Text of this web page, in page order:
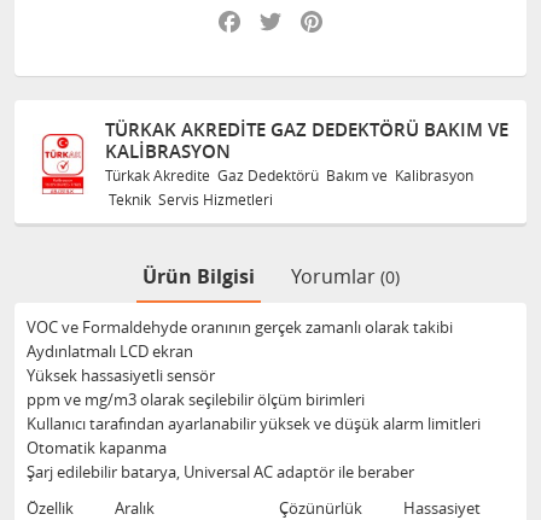
Facebook
Twitter
TÜRKAK AKREDITE GAZ DEDEKTÖRÜ BAKIM VE
KALIBRASYON
Türkak Akredite Gaz Dedektörü Bakım ve Kalibrasyon
Teknik Servis Hizmetleri
Ürün Bilgisi Yorumlar (0)
VOC ve Formaldehyde oranının gerçek zamanlı olarak takibi
Aydınlatmalı LCD ekran
Yüksek hassasiyetli sensör
ppm ve mg/m3 olarak seçilebilir ölçüm birimleri
Kullanıcı tarafından ayarlanabilir yüksek ve düşük alarm limitleri
Otomatik kapanma
Şarj edilebilir batarya, Universal AC adaptör ile beraber
Özellik
Aralık Çözünürlük
Hassasiyet